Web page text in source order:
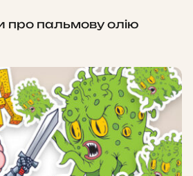
про пальмову олію